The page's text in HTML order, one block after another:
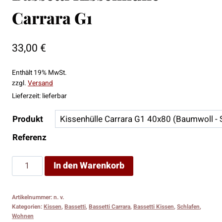
Carrara G1
33,00 €
Enthält 19% MwSt.
zzgl. Versand
Lieferzeit: lieferbar
Produkt
Referenz
Bassetti
Kissenhülle
G1
Menge
In den Warenkorb
Artikelnummer:n. v.
Kategorien:Kissen,Bassetti,Bassetti Carrara,Bassetti Kissen,Schlafen,
Wohnen